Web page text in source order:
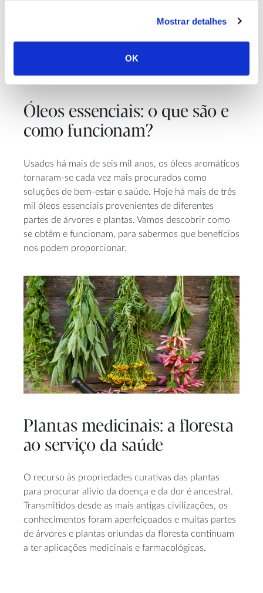
Mostrar detalhes
OK
Óleos essenciais: o que são e
como funcionam?
Usados há mais de seis mil anos, os óleos aromáticos
tornaram-se cada vez mais procurados como
soluções de bem-estar e saúde. Hoje há mais de três
mil óleos essenciais provenientes de diferentes
partes de árvores e plantas. Vamos descobrir como
se obtêm e funcionam, para sabermos que benefícios
nos podem proporcionar.
Plantas medicinais: a floresta
ao serviço da saúde
O recurso às propriedades curativas das plantas
para procurar alívio da doença e da dor é ancestral.
Transmitidos desde as mais antigas civilizações, os
conhecimentos foram aperfeiçoados e muitas partes
de árvores e plantas oriundas da floresta continuam
a ter aplicações medicinais e farmacológicas.